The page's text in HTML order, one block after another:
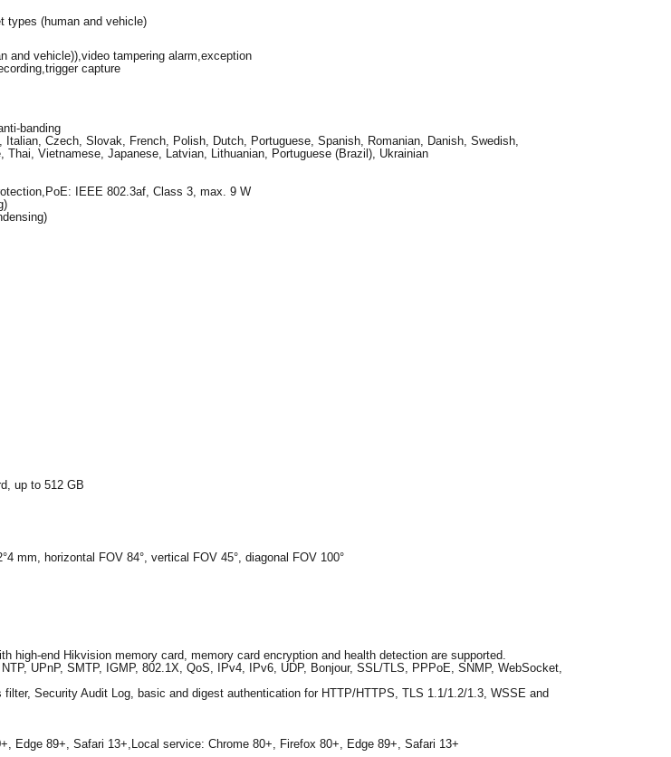
types (human and vehicle)
and vehicle)),video tampering alarm,exception
capture
banding
Czech, Slovak, French, Polish, Dutch, Portuguese, Spanish, Romanian, Danish, Swedish,
Vietnamese, Japanese, Latvian, Lithuanian, Portuguese (Brazil), Ukrainian
IEEE 802.3af, Class 3, max. 9 W
up to 512 GB
mm, horizontal FOV 84°, vertical FOV 45°, diagonal FOV 100°
high-end Hikvision memory card, memory card encryption and health detection are supported.
UPnP, SMTP, IGMP, 802.1X, QoS, IPv4, IPv6, UDP, Bonjour, SSL/TLS, PPPoE, SNMP, WebSocket,
Security Audit Log, basic and digest authentication for HTTP/HTTPS, TLS 1.1/1.2/1.3, WSSE and
Edge 89+, Safari 13+,Local service: Chrome 80+, Firefox 80+, Edge 89+, Safari 13+